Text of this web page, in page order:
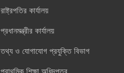
রাষ্ট্রপতির কার্যালয়
প্রধানমন্ত্রীর কার্যালয়
তথ্য ও যোগাযোগ প্রযুক্তি বিভাগ